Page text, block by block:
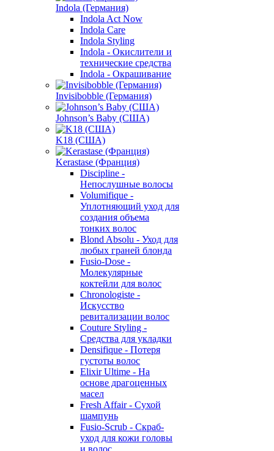
Indola (Германия)
Indola Act Now
Indola Care
Indola Styling
Indola - Окислители и
технические средства
Indola - Окрашивание
Invisibobble (Германия)
Johnson’s Baby (США)
K18 (США)
Kerastase (Франция)
Discipline -
Непослушные волосы
Volumifique -
Уплотняющий уход для
создания объема
тонких волос
Blond Absolu - Уход для
любых граней блонда
Fusio-Dose -
Молекулярные
коктейли для волос
Chronologiste -
Искусство
ревитализации волос
Couture Styling -
Средства для укладки
Densifique - Потеря
густоты волос
Elixir Ultime - На
основе драгоценных
масел
Fresh Affair - Сухой
шампунь
Fusio-Scrub - Скраб-
уход для кожи головы
и волос